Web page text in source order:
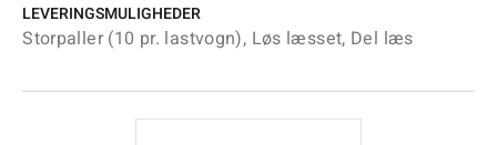
LEVERINGSMULIGHEDER
Storpaller (10 pr. lastvogn), Løs læsset, Del læs